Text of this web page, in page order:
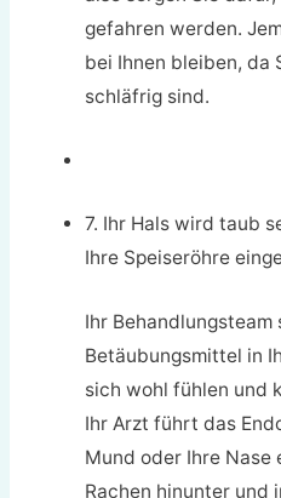
gefahren werden.
bei Ihnen bleiben, da
schläfrig sind.
7. Ihr Hals wird taub
Ihre Speiseröhre
Ihr Behandlungsteam
Betäubungsmittel in
sich wohl fühlen und
Ihr Arzt führt das
Mund oder Ihre Nase
Rachen hinunter und